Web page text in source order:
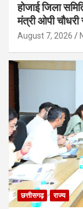
होजाई जिला
मंत्री ओपी
August 7, 2026
छत्तीसगढ़ राज्य